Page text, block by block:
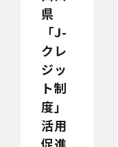
県
「J-
クレ
ジッ
ト制
度」
活用